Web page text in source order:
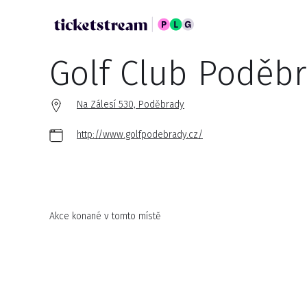
Golf Club
Na Zálesí 530, Poděbrady
http://www.golfpodebrady.cz/
Akce konané v tomto místě